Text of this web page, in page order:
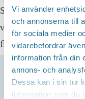
Vi använder
och annonserna till
för sociala medier
vidarebefordrar
information från din
annons- och
Dessa kan i sin tur
information som du
Slussen i centrala
vällagad
finns uteservering
Kontakta oss